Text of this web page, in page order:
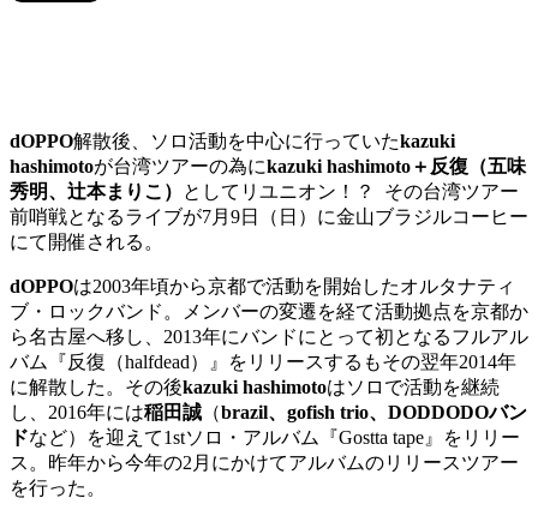
dOPPO解散後、ソロ活動を中心に行っていたkazuki
hashimotoが台湾ツアーの為にkazuki hashimoto＋反復（五味
秀明、辻本まりこ）
としてリユニオン！？ その台湾ツアー
前哨戦となるライブが7月9日（日）に金山ブラジルコーヒー
にて開催される。
dOPPOは2003年頃から京都で活動を開始したオルタナティ
ブ・ロックバンド。メンバーの変遷を経て活動拠点を京都か
ら名古屋へ移し、2013年にバンドにとって初となるフルアル
バム『反復（halfdead）』をリリースするもその翌年2014年
に解散した。その後kazuki hashimotoはソロで活動を継続
し、2016年には稲田誠 （brazil、gofish trio、DODDODOバン
ドなど）を迎えて1stソロ・アルバム『Gostta tape』をリリー
ス。昨年から今年の2月にかけてアルバムのリリースツアー
を行った。